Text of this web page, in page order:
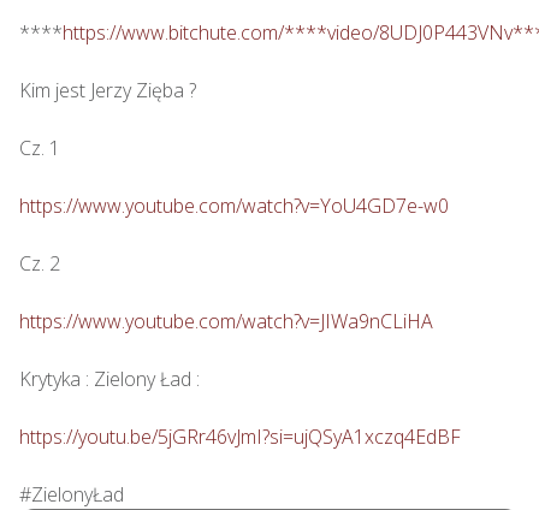
****https://www.bitchute.com/****video/
Kim jest Jerzy Zięba ?
Cz. 1
https://www.youtube.com/watch?v=YoU4GD7e-w0
Cz. 2
https://www.youtube.com/watch?v=JIWa9nCLiHA
Krytyka : Zielony Ład :
https://youtu.be/5jGRr46vJmI?si=ujQSyA1xczq4EdBF
#ZielonyŁad